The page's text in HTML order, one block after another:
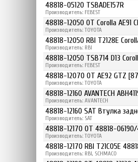
48818-05120 TSBADE157R
Производитель: FEBEST
48818-12050 OT Corolla AE91
Производитель: TOYOTA
48818-12050 RBI T2128E
Производитель: RBI
48818-12050 TSB714 D13
Производитель: FEBEST
48818-12070 OT AE92 GTZ
Производитель: TOYOTA
48818-12160 AVANTECH
Производитель: AVANTECH
48818-12160 SAT Втулка
Производитель: SAT
48818-12170 OT 48818-
Производитель: TOYOTA
48818-12170 RBI T21C05E
Производитель: RBI, SCHMACO